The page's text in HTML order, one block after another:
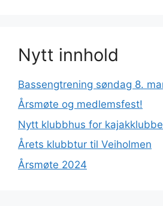
Nytt innhold
Bassengtrening søndag 8.
Årsmøte og medlemsfest!
Nytt klubbhus for
Årets klubbtur til Veiholmen
Årsmøte 2024